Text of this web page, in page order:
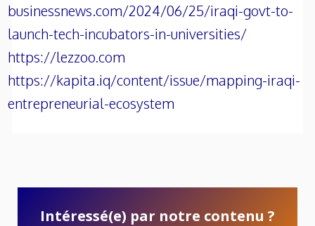
businessnews.com/2024/06/25/iraqi-govt-to-
launch-tech-incubators-in-universities/
https://lezzoo.com
https://kapita.iq/content/issue/mapping-iraqi-
entrepreneurial-ecosystem
Intéressé(e) par notre contenu ?